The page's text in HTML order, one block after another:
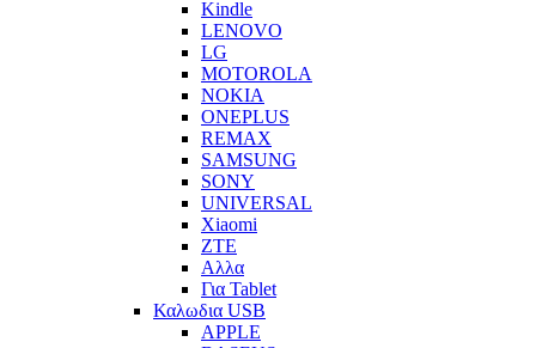
Kindle
LENOVO
LG
MOTOROLA
NOKIA
ONEPLUS
REMAX
SAMSUNG
SONY
UNIVERSAL
Xiaomi
ZTE
Αλλα
Για Tablet
Καλωδια USB
APPLE